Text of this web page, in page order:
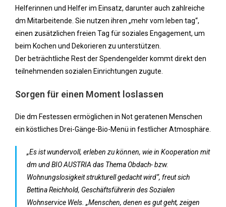
Helferinnen und Helfer im Einsatz, darunter auch zahlreiche
dm Mitarbeitende. Sie nutzen ihren „mehr vom leben tag“,
einen zusätzlichen freien Tag für soziales Engagement, um
beim Kochen und Dekorieren zu unterstützen.
Der beträchtliche Rest der Spendengelder kommt direkt den
teilnehmenden sozialen Einrichtungen zugute.
Sorgen für einen Moment loslassen
Die dm Festessen ermöglichen in Not geratenen Menschen
ein köstliches Drei-Gänge-Bio-Menü in festlicher Atmosphäre.
„Es ist wundervoll, erleben zu können, wie in Kooperation mit
dm und BIO AUSTRIA das Thema Obdach- bzw.
Wohnungslosigkeit strukturell gedacht wird“, freut sich
Bettina Reichhold, Geschäftsführerin des Sozialen
Wohnservice Wels. „Menschen, denen es gut geht, zeigen